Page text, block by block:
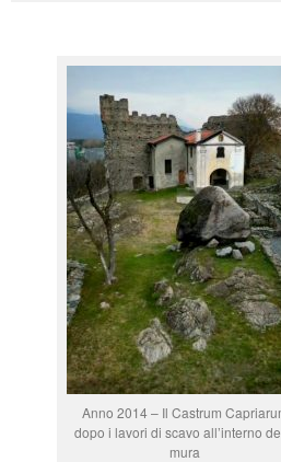
Anno 2014 – Il Castrum
dopo i lavori di scavo all’interno
mura